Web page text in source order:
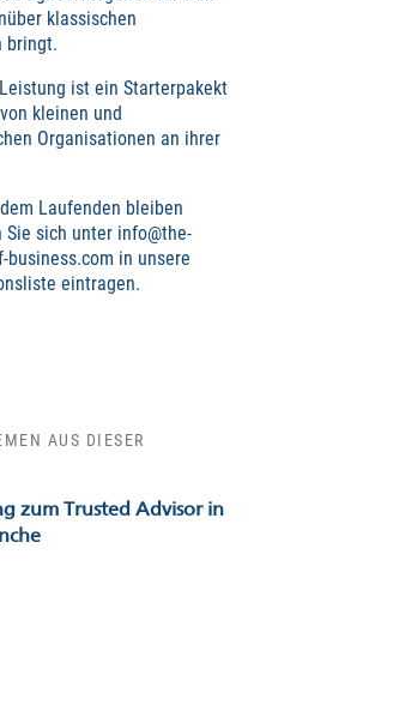
klassischen
bringt.
ist ein Starterpakekt
kleinen und
Organisationen an ihrer
Laufenden bleiben
Sie sich unter info@the-
business.com in unsere
eintragen.
AUS DIESER
zum Trusted Advisor in